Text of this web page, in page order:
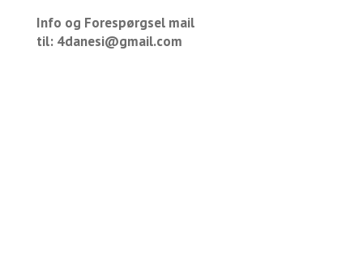
Info og Forespørgsel mail
til: 4danesi@gmail.com